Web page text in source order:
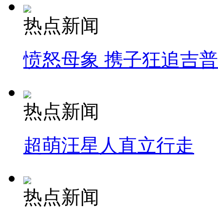
热点新闻
愤怒母象 携子狂追吉
热点新闻
超萌汪星人直立行走
热点新闻